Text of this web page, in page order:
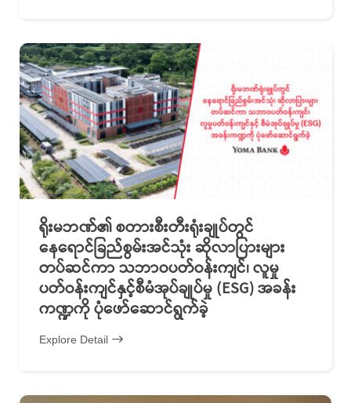
ရိုးမဘဏ်၏ စတားစီးတီးရုံးချုပ်တွင်
နေရောင်ခြည်စွမ်းအင်သုံး ဆိုလာပြားများ
တပ်ဆင်ကာ သဘာဝပတ်ဝန်းကျင်၊ လူမှု
ပတ်ဝန်းကျင်နှင့်စီမံအုပ်ချုပ်မှု (ESG) အခန်း
ကဏ္ဍကို ပုံဖော်ဆောင်ရွက်ခဲ့
Explore Detail